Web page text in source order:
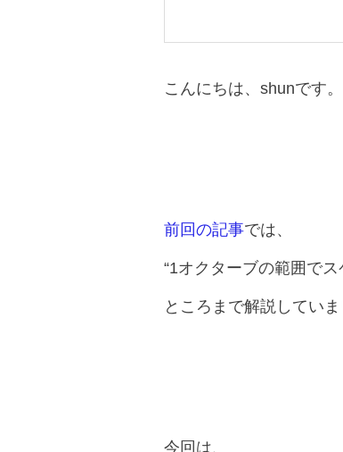
こんにちは、shunです。
前回の記事では、
“1オクターブの範囲で
ところまで解説していま
今回は、